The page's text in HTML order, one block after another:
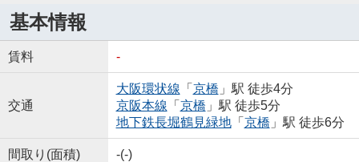
基本情報
賃料 -
交通
大阪環状線 「 京橋 」駅 徒歩4分
京阪本線 「 京橋 」駅 徒歩5分
地下鉄長堀鶴見緑地「 京橋 」駅 徒歩6分
間取り(面積) -(-)